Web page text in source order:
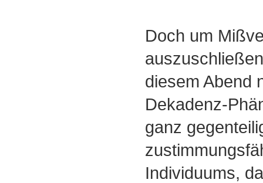
Doch um
diesem Abend
Dekadenz-
ganz
Individuums,